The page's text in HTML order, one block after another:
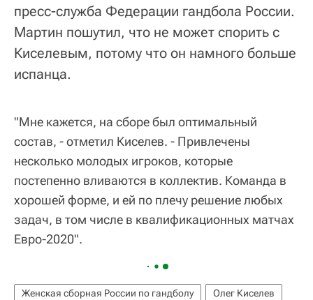
пресс-служба Федерации гандбола России.
Мартин пошутил, что не может спорить с
Киселевым, потому что он намного больше
испанца.
"Мне кажется, на сборе был оптимальный
состав, - отметил Киселев. - Привлечены
несколько молодых игроков, которые
постепенно вливаются в коллектив. Команда в
хорошей форме, и ей по плечу решение любых
задач, в том числе в квалификационных матчах
Евро-2020".
Женская сборная России по гандболу
Олег Киселев